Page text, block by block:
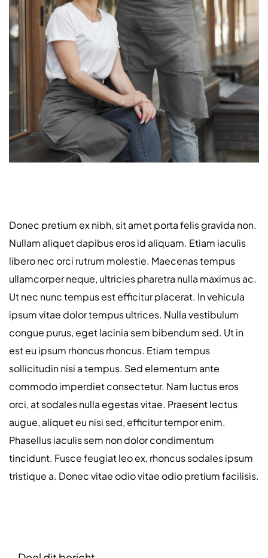
Donec pretium ex nibh, sit amet porta felis gravida non.
Nullam aliquet dapibus eros id aliquam. Etiam iaculis
libero nec orci rutrum molestie. Maecenas tempus
ullamcorper neque, ultricies pharetra nulla maximus ac.
Ut nec nunc tempus est efficitur placerat. In vehicula
ipsum vitae dolor tempus ultrices. Nulla vestibulum
congue purus, eget lacinia sem bibendum sed. Ut in
est eu ipsum rhoncus rhoncus. Etiam tempus
sollicitudin nisi a tempus. Sed elementum ante
commodo imperdiet consectetur. Nam luctus eros
orci, at sodales nulla egestas vitae. Praesent lectus
augue, aliquet eu nisi sed, efficitur tempor enim.
Phasellus iaculis sem non dolor condimentum
tincidunt. Fusce feugiat leo ex, rhoncus sodales ipsum
tristique a. Donec vitae odio vitae odio pretium facilisis.